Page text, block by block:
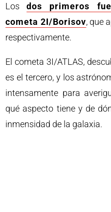
Losdos primeros
cometa 2I/Borisov, que
respectivamente.
El cometa 3I/ATLAS,
es el tercero, y los
intensamente para
qué aspecto tiene y de
inmensidad de la galaxia.